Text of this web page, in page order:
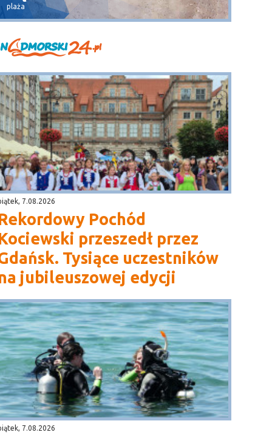
plaża
7.08.2026
Pochód
przeszedł przez
Tysiące uczestników
jubileuszowej edycji
7.08.2026